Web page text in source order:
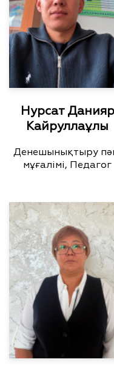
Нурсат Данияр
Кайруллаұлы
Денешынықтыру
мұғалімі, Педагог